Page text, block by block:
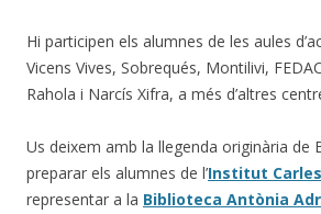
Hi participen els alumnes de les aules
Vicens Vives, Sobrequés, Montilivi,
Rahola i Narcís Xifra, a més d’altres
Us deixem amb la llegenda originària de
preparar els alumnes de l’Institut
representar a la Biblioteca Antònia